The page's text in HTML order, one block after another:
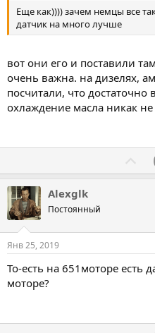
т
ь
а
Еще как)))) зачем немцы все
датчик на много лучше
вот они его и поставили
очень важна. на дизелях,
посчитали, что
охлаждение масла никак не
о
с
в
а
Alexglk
Постоянный
Янв 25, 2019
То-есть на 651моторе есть
моторе?